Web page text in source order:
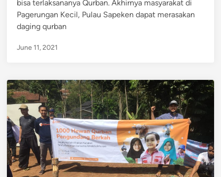
a
b
a
n
bisa terlaksananya Qurban. Akhirnya masyarakat di
Pagerungan Kecil, Pulau Sapeken dapat merasakan
daging qurban
June 11, 2021